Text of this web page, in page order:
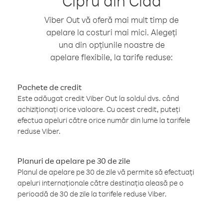
Viber Out vă oferă mai mult timp de
apelare la costuri mai mici. Alegeți
una din opțiunile noastre de
apelare flexibile, la tarife reduse:
Pachete de credit
Este adăugat credit Viber Out la soldul dvs. când
achiziționați orice valoare. Cu acest credit, puteți
efectua apeluri către orice număr din lume la tarifele
reduse Viber.
Planuri de apelare pe 30 de zile
Planul de apelare pe 30 de zile vă permite să efectuați
apeluri internaționale către destinația aleasă pe o
perioadă de 30 de zile la tarifele reduse Viber.